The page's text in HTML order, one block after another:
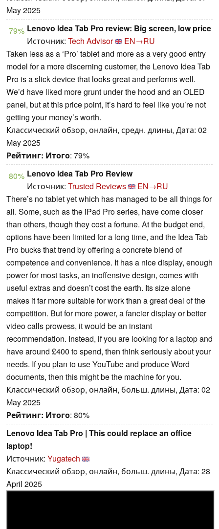
May 2025
79% Lenovo Idea Tab Pro review: Big screen, low price
Источник: Tech Advisor
EN→RU
Taken less as a ‘Pro’ tablet and more as a very good entry
model for a more discerning customer, the Lenovo Idea Tab
Pro is a slick device that looks great and performs well.
We’d have liked more grunt under the hood and an OLED
panel, but at this price point, it’s hard to feel like you’re not
getting your money’s worth.
Классический обзор, онлайн, средн. длины, Дата: 02
May 2025
Рейтинг: Итого: 79%
80% Lenovo Idea Tab Pro Review
Источник: Trusted Reviews
EN→RU
There’s no tablet yet which has managed to be all things for
all. Some, such as the iPad Pro series, have come closer
than others, though they cost a fortune. At the budget end,
options have been limited for a long time, and the Idea Tab
Pro bucks that trend by offering a concrete blend of
competence and convenience. It has a nice display, enough
power for most tasks, an inoffensive design, comes with
useful extras and doesn’t cost the earth. Its size alone
makes it far more suitable for work than a great deal of the
competition. But for more power, a fancier display or better
video calls prowess, it would be an instant
recommendation. Instead, if you are looking for a laptop and
have around £400 to spend, then think seriously about your
needs. If you plan to use YouTube and produce Word
documents, then this might be the machine for you.
Классический обзор, онлайн, больш. длины, Дата: 02
May 2025
Рейтинг: Итого: 80%
Lenovo Idea Tab Pro | This could replace an office
laptop!
Источник: Yugatech
Классический обзор, онлайн, больш. длины, Дата: 28
April 2025